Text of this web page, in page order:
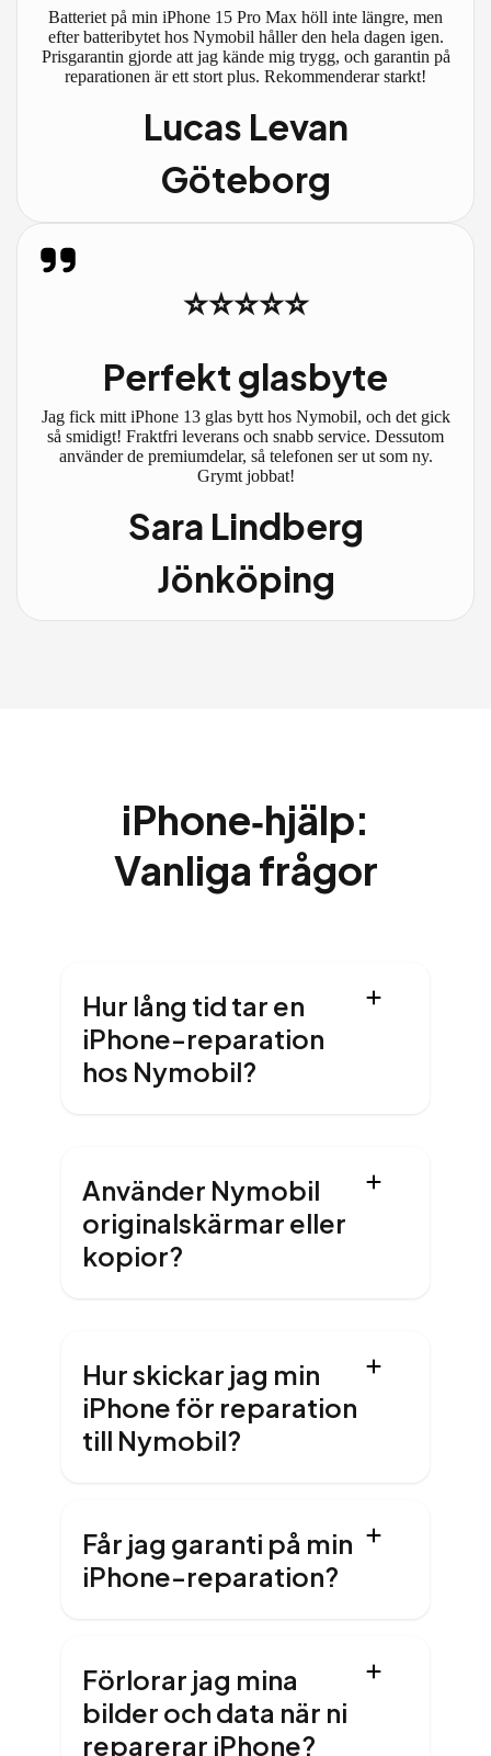
Batteriet på min iPhone 15 Pro Max höll inte längre, men
efter batteribytet hos Nymobil håller den hela dagen igen.
Prisgarantin gjorde att jag kände mig trygg, och garantin på
reparationen är ett stort plus. Rekommenderar starkt!
Lucas Levan
Göteborg
⭐⭐⭐⭐⭐
Perfekt glasbyte
Jag fick mitt iPhone 13 glas bytt hos Nymobil, och det gick
så smidigt! Fraktfri leverans och snabb service. Dessutom
använder de premiumdelar, så telefonen ser ut som ny.
Grymt jobbat!
Sara Lindberg
Jönköping
iPhone‑hjälp:
Vanliga frågor
Hur lång tid tar en
iPhone-reparation
hos Nymobil?
Använder Nymobil
originalskärmar eller
kopior?
Hur skickar jag min
iPhone för reparation
till Nymobil?
Får jag garanti på min
iPhone-reparation?
Förlorar jag mina
bilder och data när ni
reparerar iPhone?